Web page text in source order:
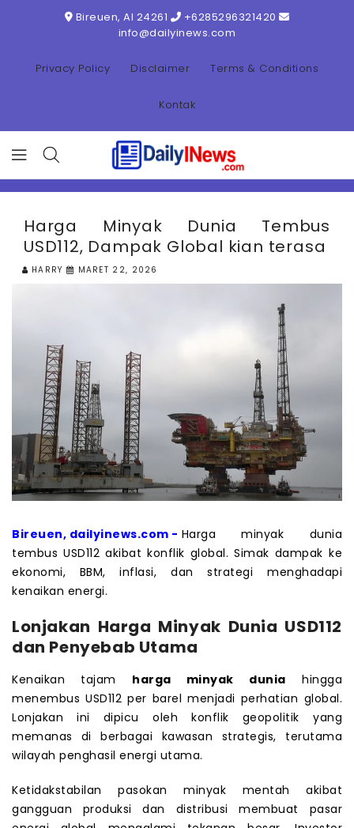
Bireuen, AI 24261
+6285296321420
info@dailyinews.com
Privacy Policy Disclaimer Terms & Conditions
Kontak
Harga Minyak Dunia Tembus
USD112, Dampak Global kian terasa
HARRY MARET 22, 2026
Bireuen, dailyinews.com - Harga minyak dunia
tembus USD112 akibat konflik global. Simak dampak ke
ekonomi, BBM, inflasi, dan strategi menghadapi
kenaikan energi.
Lonjakan Harga Minyak Dunia USD112
dan Penyebab Utama
Kenaikan tajam harga minyak dunia hingga
menembus USD112 per barel menjadi perhatian global.
Lonjakan ini dipicu oleh konflik geopolitik yang
memanas di berbagai kawasan strategis, terutama
wilayah penghasil energi utama.
Ketidakstabilan pasokan minyak mentah akibat
gangguan produksi dan distribusi membuat pasar